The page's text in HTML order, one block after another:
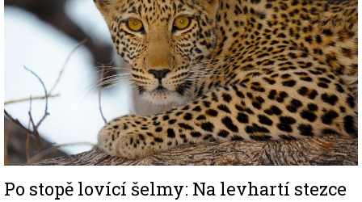
Po stopě lovící šelmy: Na levhartí stezce